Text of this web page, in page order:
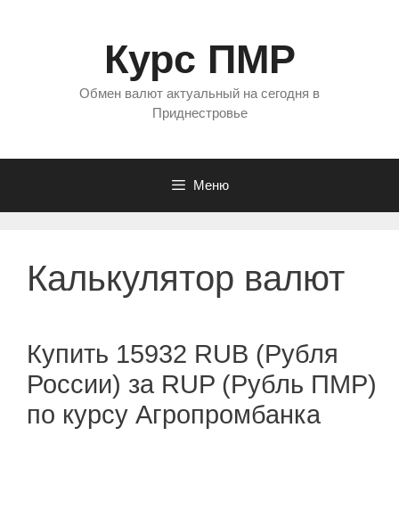
Курс ПМР
Обмен валют актуальный на сегодня в
Приднестровье
Меню
Калькулятор валют
Купить 15932 RUB (Рубля
России) за RUP (Рубль ПМР)
по курсу Агропромбанка